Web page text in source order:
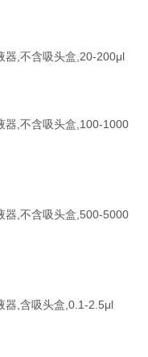
器,不含吸头盒,20-200μl
器,不含吸头盒,100-1000
器,不含吸头盒,500-5000
器,含吸头盒,0.1-2.5μl